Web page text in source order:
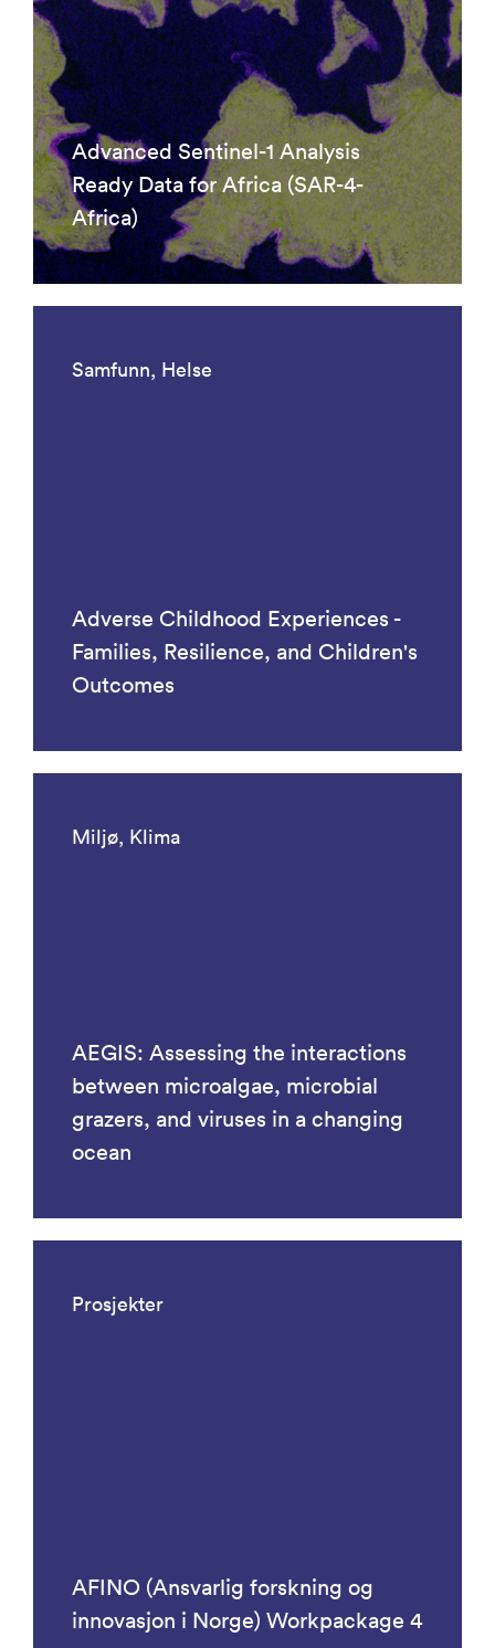
Advanced Sentinel-1 Analysis
Ready Data for Africa (SAR-4-
Africa)
Samfunn, Helse
Adverse Childhood Experiences -
Families, Resilience, and Children's
Outcomes
Miljø, Klima
AEGIS: Assessing the interactions
between microalgae, microbial
grazers, and viruses in a changing
ocean
Prosjekter
AFINO (Ansvarlig forskning og
innovasjon i Norge) Workpackage 4